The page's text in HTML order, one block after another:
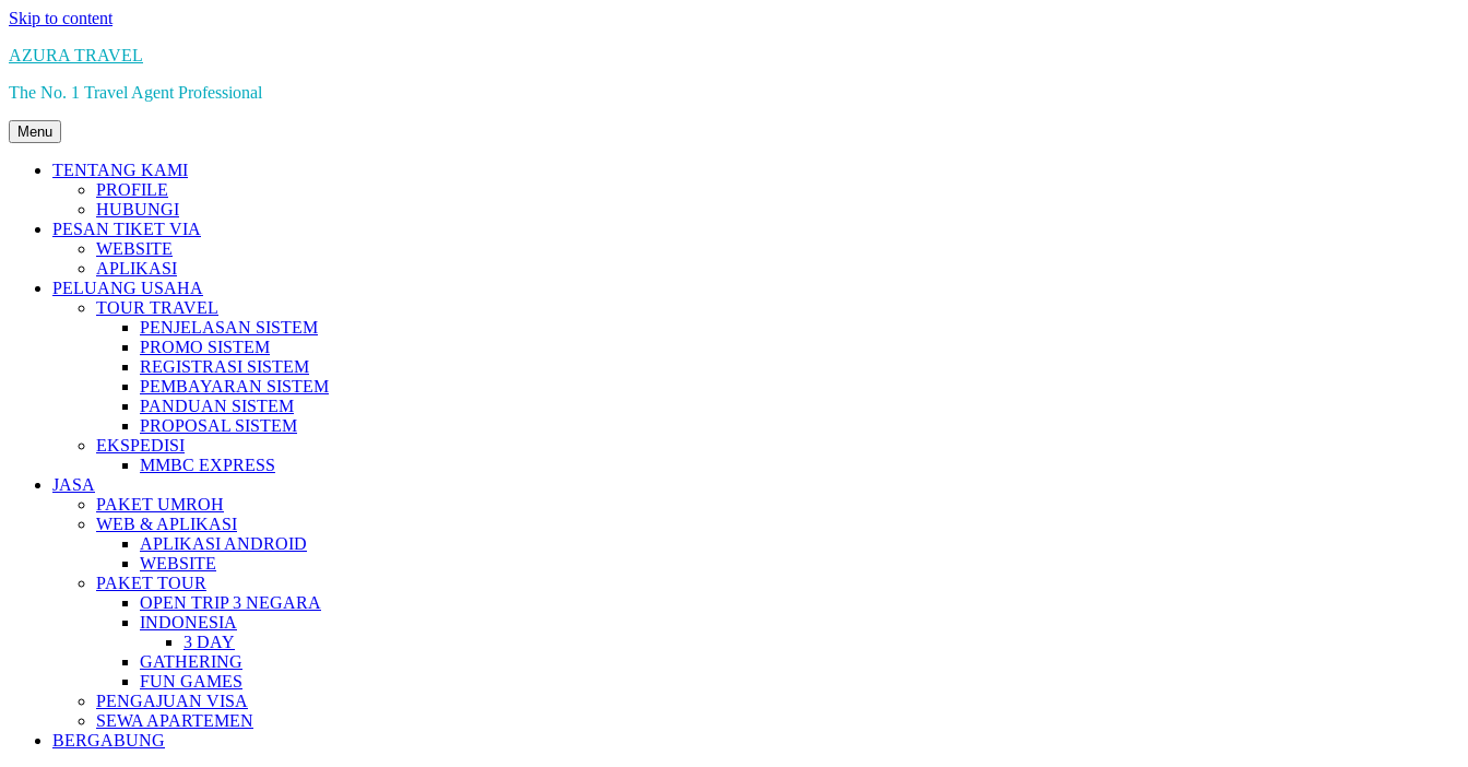
Skip to content
AZURA TRAVEL
The No. 1 Travel Agent Professional
Menu
TENTANG KAMI
PROFILE
HUBUNGI
PESAN TIKET VIA
WEBSITE
APLIKASI
PELUANG USAHA
TOUR TRAVEL
PENJELASAN SISTEM
PROMO SISTEM
REGISTRASI SISTEM
PEMBAYARAN SISTEM
PANDUAN SISTEM
PROPOSAL SISTEM
EKSPEDISI
MMBC EXPRESS
JASA
PAKET UMROH
WEB & APLIKASI
APLIKASI ANDROID
WEBSITE
PAKET TOUR
OPEN TRIP 3 NEGARA
INDONESIA
3 DAY
GATHERING
FUN GAMES
PENGAJUAN VISA
SEWA APARTEMEN
BERGABUNG